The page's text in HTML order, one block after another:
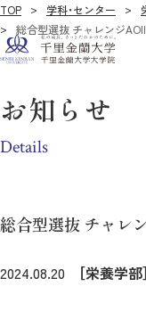
TOP 学科・センター
総合型選抜 チャレンジ
お知らせ
Details
総合型選抜 チャレ
2024.08.20 ［栄養学部］